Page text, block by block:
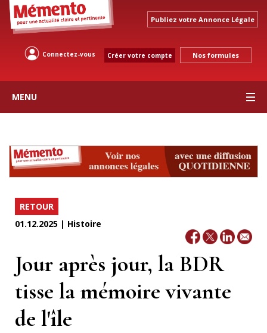
Publiez votre Annonce Légale
Connectez-vous Créer votre compte Nos formules
MENU
RETOUR
01.12.2025 | Histoire
Jour après jour, la BDR
tisse la mémoire vivante
de l'île